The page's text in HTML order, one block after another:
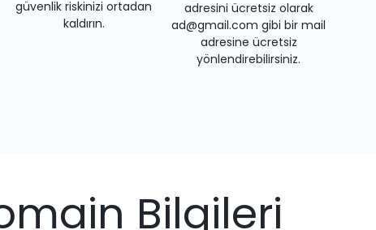
güvenlik riskinizi ortadan
kaldırın.
adresini ücretsiz olarak
ad@gmail.com gibi bir mail
adresine ücretsiz
yönlendirebilirsiniz.
Bilgileri